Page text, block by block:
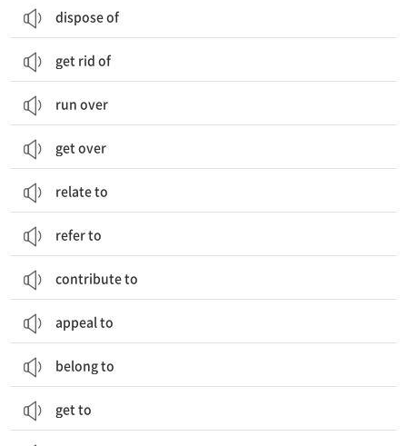
dispose of
get rid of
run over
get over
relate to
refer to
contribute to
appeal to
belong to
get to